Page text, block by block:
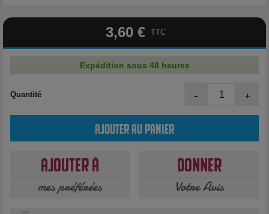
3,60 € TTC
Expédition sous 48 heures
Quantité - +
Ajouter au panier
Ajouter à
mes préférées
Donner
Votre Avis